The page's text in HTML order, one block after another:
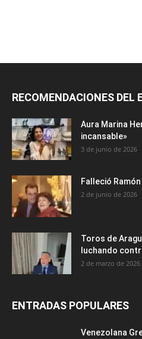
RECOMENDACIONES DEL
Aura Marina
incansable»
3 de junio de 2026
Falleció
2 de junio de 2026
Toros de
luchando
2 de marzo de 2026
ENTRADAS POPULARES
Venezolana